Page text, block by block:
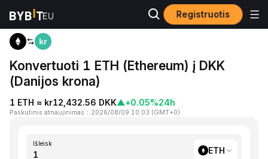
Registruotis
Pagrindinis
Konvertuoti 1 ETH (Ethereum) į DKK
(Danijos krona)
1 ETH ≈ kr12,432.56 DKK▲+0.05%24h
Paskutinis atnaujinimas ： 2026/08/09 10:03 (GMT+0)
Išleisk
ETH